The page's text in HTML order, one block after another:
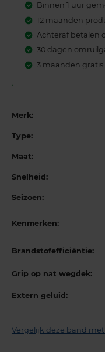
Binnen 1 uur
12 maanden
Achteraf betalen
30 dagen
3 maanden
Merk:
Type:
Maat:
Snelheid:
Seizoen:
Kenmerken:
Brandstofefficiëntie:
Grip op nat wegdek:
Extern geluid:
Vergelijk deze band